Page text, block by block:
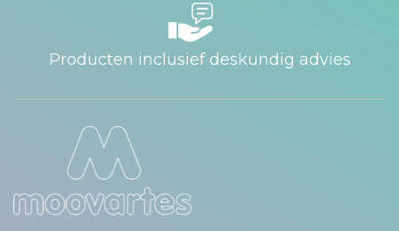
Producten inclusief deskundig advies